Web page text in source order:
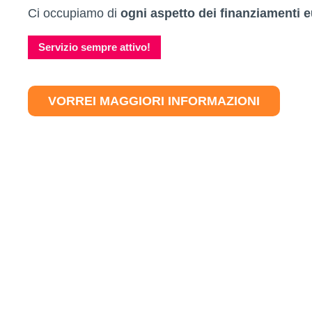
Ci occupiamo diogni aspetto dei finanziamenti
Servizio sempre attivo!
VORREI MAGGIORI INFORMAZIONI